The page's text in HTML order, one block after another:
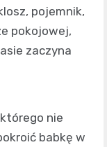
pojemnik,
pokojowej,
zaczyna
nie
babkę w